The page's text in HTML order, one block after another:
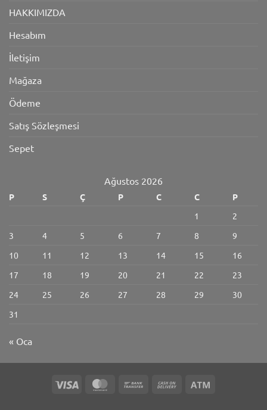
HAKKIMIZDA
Hesabım
İletişim
Mağaza
Ödeme
Satış Sözleşmesi
Sepet
Ağustos 2026
P S Ç P C C
P
1
2
3
4 5 6 7 8
9
10
11 12 13 14 15
16
17
18 19 20 21 22
23
24
25 26 27 28 29
30
31
« Oca
Visa MasterCardBank
Cash